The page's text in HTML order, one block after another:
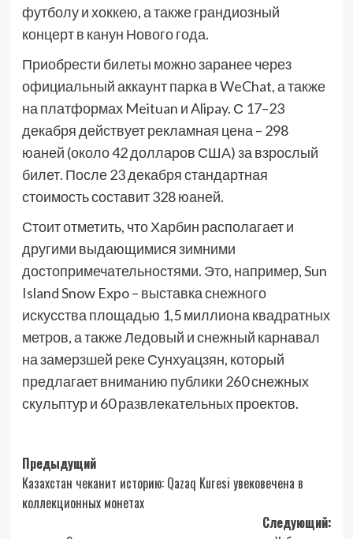
футболу и хоккею, а также грандиозный
концерт в канун Нового года.
Приобрести билеты можно заранее через
официальный аккаунт парка в WeChat, а также
на платформах Meituan и Alipay. С 17–23
декабря действует рекламная цена – 298
юаней (около 42 долларов США) за взрослый
билет. После 23 декабря стандартная
стоимость составит 328 юаней.
Стоит отметить, что Харбин располагает и
другими выдающимися зимними
достопримечательностями. Это, например, Sun
Island Snow Expo – выставка снежного
искусства площадью 1,5 миллиона квадратных
метров, а также Ледовый и снежный карнавал
на замерзшей реке Сунхуацзян, который
предлагает вниманию публики 260 снежных
скульптур и 60 развлекательных проектов.
Навигация
записи
Предыдущий
Казахстан чеканит историю: Qazaq Kuresi увековечена в
коллекционных монетах
Следующий: